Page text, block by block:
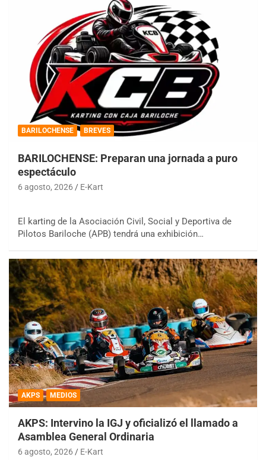
BARILOCHENSE BREVES
BARILOCHENSE: Preparan una jornada a puro
espectáculo
6 agosto, 2026 E-Kart
El karting de la Asociación Civil, Social y Deportiva de
Pilotos Bariloche (APB) tendrá una exhibición…
AKPS MEDIOS
AKPS: Intervino la IGJ y oficializó el llamado a
Asamblea General Ordinaria
6 agosto, 2026 E-Kart